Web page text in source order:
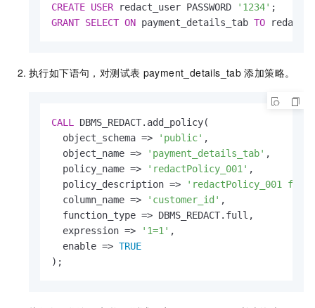
CREATE USER redact_user PASSWORD '1234'
GRANT SELECT ON payment_details_tab TO
执行如下语句，对测试表 payment_details_tab 添加策略。
CALL
DBMS_REDACT.add_policy(
  object_schema
=> 'public' ,
  object_name
=> 'payment_details_tab' ,
  policy_name
=> 'redactPolicy_001' ,
  policy_description
=>
'redactPolicy_001 for
  column_name
=> 'customer_id' ,
  function_type
=> DBMS_REDACT.full,
  expression
=> '1=1' ,
  enable
=> TRUE
);